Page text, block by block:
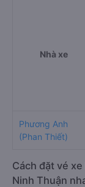
Nhà xe
Phương Anh
(Phan Thiết)
Cách đặt vé
Ninh Thuận